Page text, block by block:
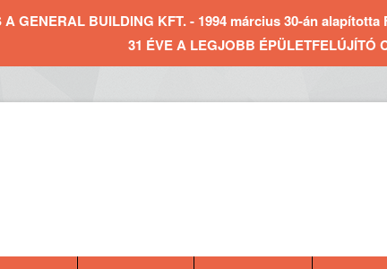
A GENERAL BUILDING KFT. - 1994 március 30-án
31 ÉVE A LEGJOBB ÉPÜLETFELÚJÍTÓ